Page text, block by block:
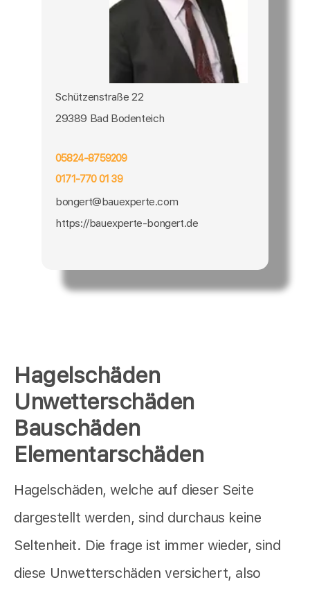
Hagelschäden
Unwetterschäden
Bauschäden
Elementarschäden
Hagelschäden, welche auf dieser Seite
dargestellt werden, sind durchaus keine
Seltenheit. Die frage ist immer wieder, sind
diese Unwetterschäden versichert, also
Schützenstraße 22
29389 Bad Bodenteich
05824-8759209
0171-770 01 39
bongert@bauexperte.com
https://bauexperte-bongert.de